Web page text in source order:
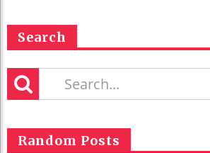
Search
Random Posts